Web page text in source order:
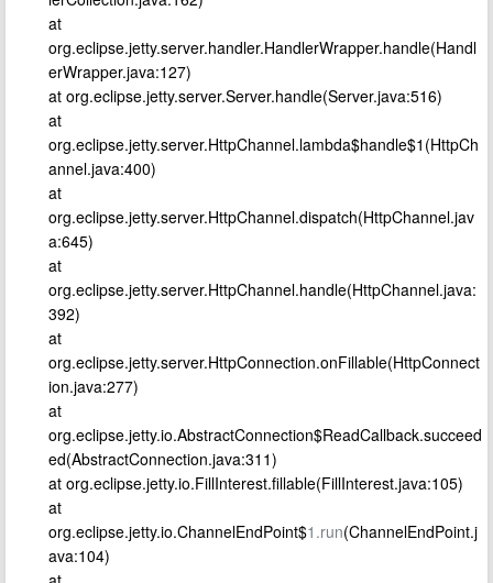
at
org.eclipse.jetty.server.handler.HandlerWrapper.handle(Handl
erWrapper.java:127)
at org.eclipse.jetty.server.Server.handle(Server.java:516)
at
org.eclipse.jetty.server.HttpChannel.lambda$handle$1(HttpCh
annel.java:400)
at
org.eclipse.jetty.server.HttpChannel.dispatch(HttpChannel.jav
a:645)
at
org.eclipse.jetty.server.HttpChannel.handle(HttpChannel.java:
392)
at
org.eclipse.jetty.server.HttpConnection.onFillable(HttpConnect
ion.java:277)
at
org.eclipse.jetty.io.AbstractConnection$ReadCallback.succeed
ed(AbstractConnection.java:311)
at org.eclipse.jetty.io.FillInterest.fillable(FillInterest.java:105)
at
org.eclipse.jetty.io.ChannelEndPoint$1.run(ChannelEndPoint.j
ava:104)